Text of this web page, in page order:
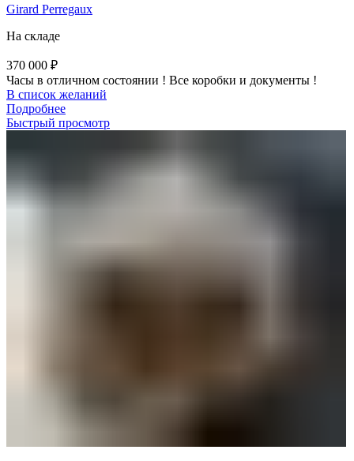
Girard Perregaux
На складе
370 000 ₽
Часы в отличном состоянии ! Все коробки и документы !
В список желаний
Подробнее
Быстрый просмотр